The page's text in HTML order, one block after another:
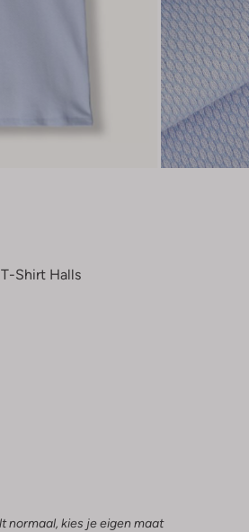
Shirt Halls
normaal, kies je eigen maat